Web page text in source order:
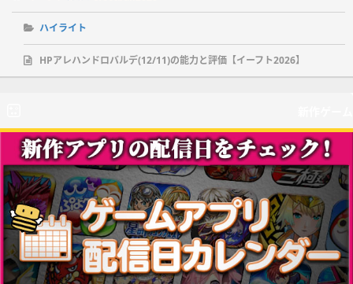
ハイライト
HPアレハンドロバルデ(12/11)の能力と評価【イーフト2026】